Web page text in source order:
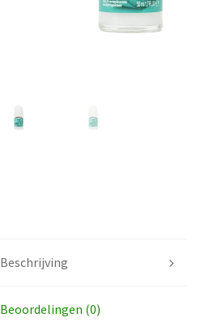
Beschrijving
Beoordelingen (0)